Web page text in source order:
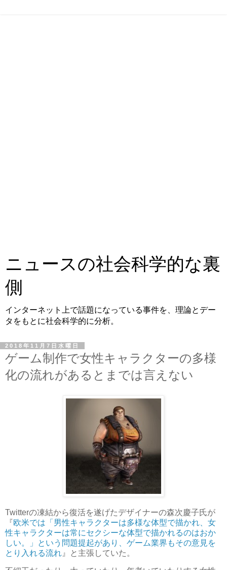
ニュースの社会科学的な裏
側
インターネット上で話題になっている事件を、理論とデー
タをもとに社会科学的に分析。
2018年11月7日水曜日
ゲーム制作で女性キャラクターの多様
化の流れがあるとまでは言えない
Twitterの凍結から復活を遂げたデザイナーの森次慶子氏が
『欧米では「男性キャラクターは多様な体型で描かれ、女
性キャラクターは常にセクシーな体型で描かれるのはおか
しい。」という問題提起があり、ゲーム業界もその意見を
とり入れる流れ 』と主張していた。